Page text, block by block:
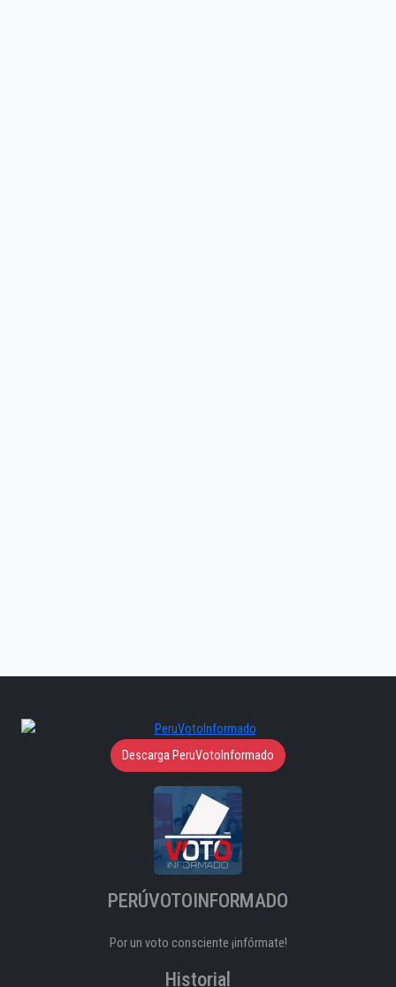
Descarga PeruVotoInformado
PERÚVOTOINFORMADO
Por un voto consciente ¡infórmate!
Historial